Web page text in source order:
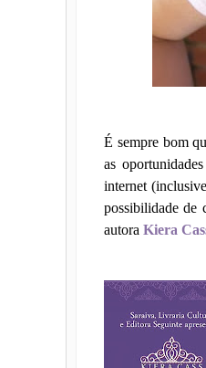
É sempre bom
as
internet
possibilidade de
autora Kiera